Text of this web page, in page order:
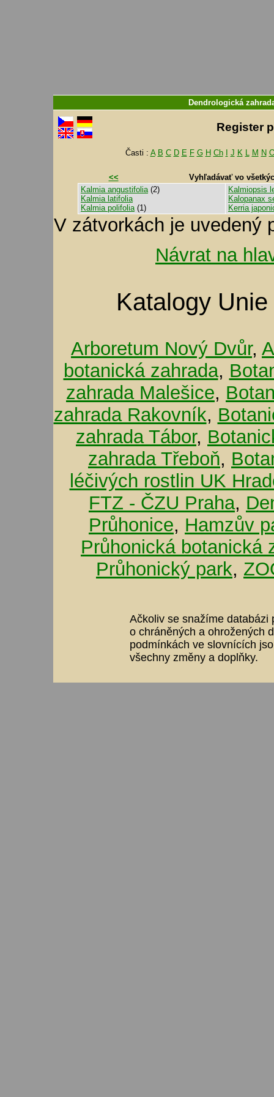
Dendrologická
Register
Časti : A B C D E F G H Ch J K L M N
<<
Vyhľadávať vo
Kalmia angustifolia(2)
Kalmia latifolia
Kalmia polifolia(1)
Kalmiopsis
Kalopanax
Kerria
V zátvorkách je uvedený
Návrat na
Katalogy
Arboretum Nový Dvůr,
botanická zahrada,
zahrada Malešice,
zahrada Rakovník,
zahrada Tábor,
zahrada Třeboň,
léčivých rostlin UK
FTZ - ČZU Praha,
Průhonice, Hamzův
Průhonická botanická
Průhonický park,
Ačkoliv se snažíme databázi
o chráněných a ohrožených
podmínkách ve slovnících
všechny změny a doplňky.